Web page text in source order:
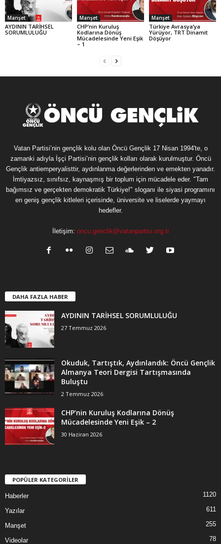
Manşet
AYDININ TARİHSEL
SORUMLULUĞU
Manşet
CHP’nin Kuruluş
Kodlarına Dönüş
Mücadelesinde Yeni Eşik
– 1
Manşet
Türkiye Avrasya’ya
Yürüyor, TRT Dinamit
Döşüyor
Vatan Partisi’nin gençlik kolu olan Öncü Gençlik 17 Nisan 1994'te, o
zamanki adıyla İşçi Partisi’nin gençlik kolları olarak kurulmuştur. Öncü
Gençlik antiemperyalisttir, aydınlanma değerlerinden ve emekten yanadır.
İmtiyazsız, sınıfsız, kaynaşmış bir toplum için mücadele eder. "Tam
bağımsız ve gerçekten demokratik Türkiye!" sloganı ile siyasi programını
en geniş gençlik kitleleri içerisinde, üniversite ve liselerde yaymayı
hedefler.
İletişim: oncu.genclik@vatanpartisi.org.tr
DAHA FAZLA HABER
AYDININ TARİHSEL SORUMLULUĞU
27 Temmuz 2026
Okuduk, Tartıştık, Aydınlandık: Öncü Gençlik
Almanya Teori Dergisi Tartışmasında
Buluştu
2 Temmuz 2026
CHP’nin Kuruluş Kodlarına Dönüş
Mücadelesinde Yeni Eşik – 2
30 Haziran 2026
POPÜLER KATEGORİLER
Haberler 1120
Yazılar 611
Manşet 255
Videolar 78